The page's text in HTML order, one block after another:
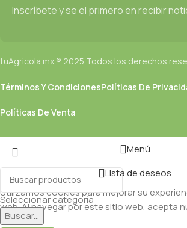
Inscríbete y se el primero en recibir
tuAgricola.mx ® 2025 Todos los derechos
Términos Y CondicionesPolíticas De
Políticas De Venta
Seleccionar categoría
Buscar...
Menú
Lista de deseos
Utilizamos cookies para mejorar su
web. Al navegar por este sitio web, acepta
cookies.